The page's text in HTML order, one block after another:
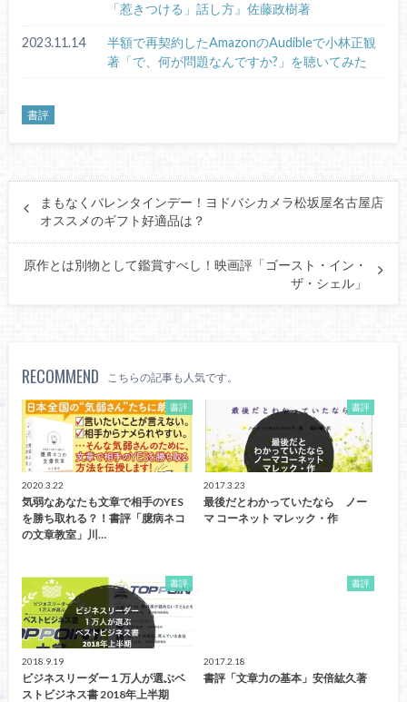
「惹きつける」話し方』佐藤政樹著
2023.11.14
半額で再契約したAmazonのAudibleで小林正観
著「で、何が問題なんですか?」を聴いてみた
書評
まもなくバレンタインデー！ヨドバシカメラ松坂屋名古屋店
オススメのギフト好適品は？
原作とは別物として鑑賞すべし！映画評「ゴースト・イン・
ザ・シェル」
RECOMMEND こちらの記事も人気です。
書評
2020.3.22
気弱なあなたも文章で相手のYES
を勝ち取れる？！書評「臆病ネコ
の文章教室」川…
書評
2017.3.23
最後だとわかっていたなら ノー
マ コーネット マレック・作
書評
2018.9.19
ビジネスリーダー１万人が選ぶベ
ストビジネス書 2018年上半期
書評
2017.2.18
書評「文章力の基本」安倍紘久著